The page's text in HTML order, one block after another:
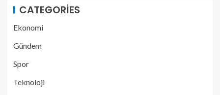
CATEGORIES
Ekonomi
Gündem
Spor
Teknoloji